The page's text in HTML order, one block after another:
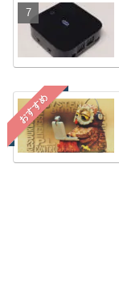
おすすめ